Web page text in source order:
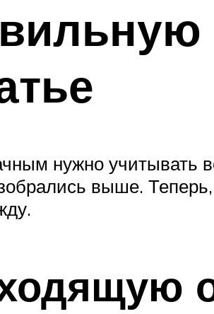
нужно учитывать
выше.